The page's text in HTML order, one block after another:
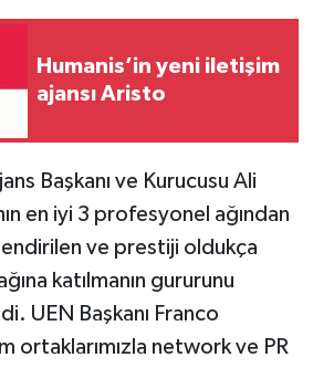
Humanis’in yeni iletişim
ajansı Aristo
Başkanı ve Kurucusu Ali
en iyi 3 profesyonel ağından
ve prestiji oldukça
katılmanın gururunu
UEN Başkanı Franco
ortaklarımızla network ve PR